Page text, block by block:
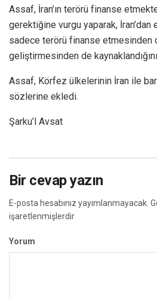
Assaf, İran’ın terörü finanse
gerektiğine vurgu yaparak,
sadece terörü finanse etmesinden
geliştirmesinden de
Assaf, Körfez ülkelerinin İran ile
sözlerine ekledi.
Şarku’l Avsat
Bir cevap yazın
E-posta hesabınız yayımlanmayacak.
işaretlenmişlerdir
Yorum